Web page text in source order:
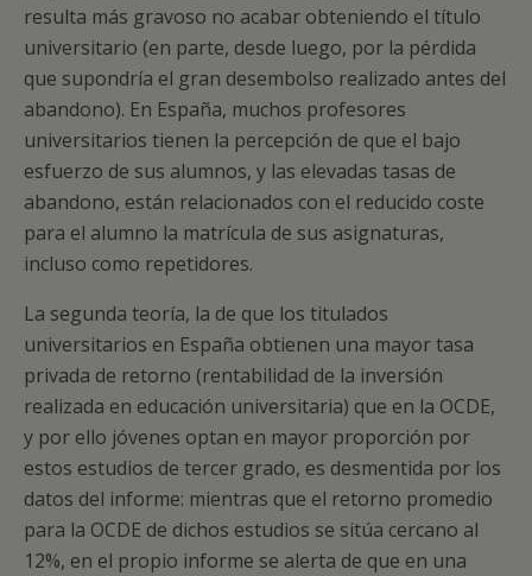
resulta más gravoso no acabar obteniendo el título
universitario (en parte, desde luego, por la pérdida
que supondría el gran desembolso realizado antes del
abandono). En España, muchos profesores
universitarios tienen la percepción de que el bajo
esfuerzo de sus alumnos, y las elevadas tasas de
abandono, están relacionados con el reducido coste
para el alumno la matrícula de sus asignaturas,
incluso como repetidores.
La segunda teoría, la de que los titulados
universitarios en España obtienen una mayor tasa
privada de retorno (rentabilidad de la inversión
realizada en educación universitaria) que en la OCDE,
y por ello jóvenes optan en mayor proporción por
estos estudios de tercer grado, es desmentida por los
datos del informe: mientras que el retorno promedio
para la OCDE de dichos estudios se sitúa cercano al
12%, en el propio informe se alerta de que en una